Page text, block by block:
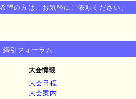
望の方は、お気軽にご依頼ください。
綱引フォーラム
大会情報
大会日程
大会案内